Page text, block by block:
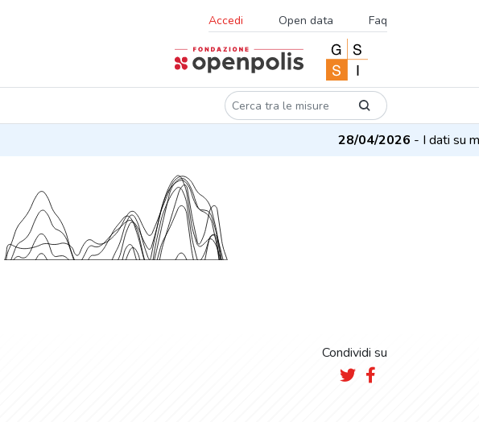
Accedi Open data Faq
28/04/2026- I dati su
Condividi su